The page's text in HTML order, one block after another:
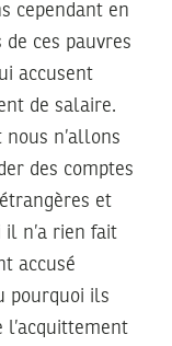
cependant en
ces pauvres
accusent
de salaire.
n’allons
des comptes
et
n’a rien fait
accusé
pourquoi ils
l’acquittement